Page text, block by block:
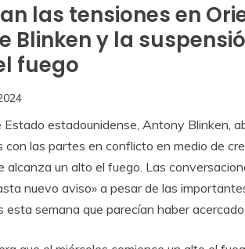
las tensiones en
Blinken y la
fuego
Estado estadounidense, Antony Blinken,
con las partes en conflicto en medio de
alcanza un alto el fuego. Las
nuevo aviso» a pesar de las
esta semana que parecían haber